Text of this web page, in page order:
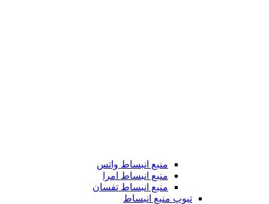
منبع انبساط واتس
منبع انبساط امرا
منبع انبساط تفسان
تیوپ منبع انبساط